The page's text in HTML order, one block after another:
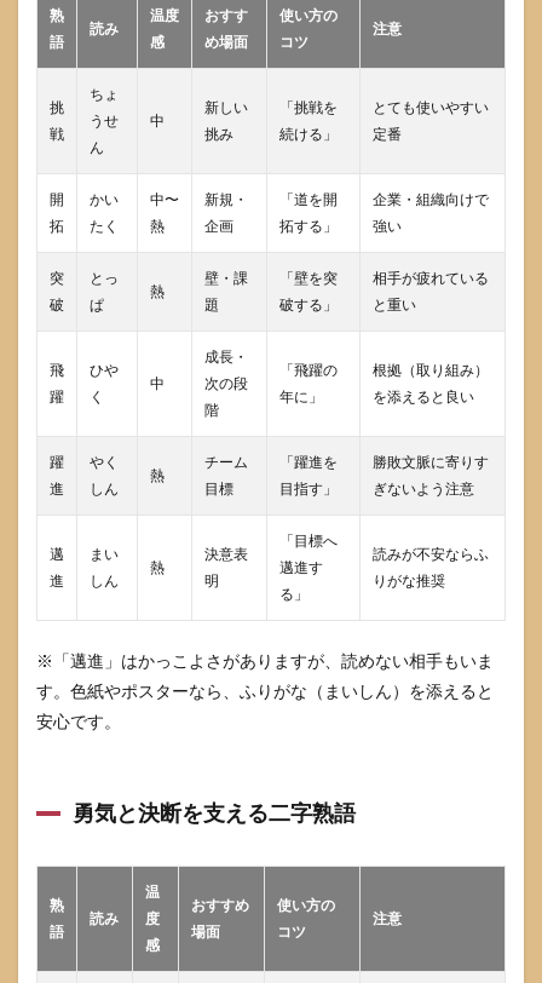
どい
ンプ
レ
45字
異
動・
入
卒業
の挨
える
テン
SNSプ
ロフ
ィー
合う
一言
8〜12
字
よく
前向
きな
熟語
び方
難読
熟
語
読み
温度
感
おすす
め場面
使い方の
コツ
注意
挑
戦
ちょ
うせ
ん
中
新しい
挑み
「挑戦を
続ける」
とても使いやすい
定番
開
拓
かい
たく
中〜
熱
新規・
企画
「道を開
拓する」
企業・組織向けで
強い
突
破
とっ
ぱ
熱
壁・課
題
「壁を突
破する」
相手が疲れている
と重い
飛
躍
ひや
く
中
成長・
次の段
階
「飛躍の
年に」
根拠（取り組み）
を添えると良い
躍
進
やく
しん
熱
チーム
目標
「躍進を
目指す」
勝敗文脈に寄りす
ぎないよう注意
邁
進
まい
しん
熱
決意表
明
「目標へ
邁進す
る」
読みが不安ならふ
りがな推奨
※「邁進」はかっこよさがありますが、読めない相手もいま
す。色紙やポスターなら、ふりがな（まいしん）を添えると
安心です。
勇気と決断を支える二字熟語
熟
語
読み
温
度
感
おすすめ
場面
使い方の
コツ
注意